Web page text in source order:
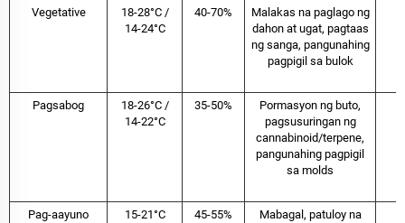
Vegetative
18-28°C /
14-24°C
40-70%
Malakas na paglago ng
dahon at ugat, pagtaas
ng sanga, pangunahing
pagpigil sa bulok
Pagsabog
18-26°C /
14-22°C
35-50%
Pormasyon ng buto,
pagsusuringan ng
cannabinoid/terpene,
pangunahing pagpigil
sa molds
Pag-aayuno 15-21°C 45-55%
Mabagal, patuloy na